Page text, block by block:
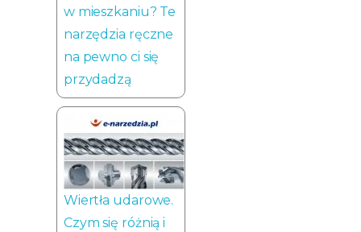
w mieszkaniu? Te
narzędzia ręczne
na pewno ci się
przydadzą
Wiertła udarowe.
Czym się różnią i